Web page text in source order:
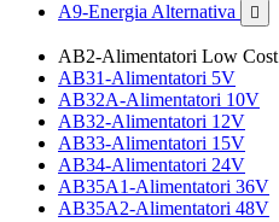
A9-Energia Alternativa 
AB2-Alimentatori Low Cost
AB31-Alimentatori 5V
AB32A-Alimentatori 10V
AB32-Alimentatori 12V
AB33-Alimentatori 15V
AB34-Alimentatori 24V
AB35A1-Alimentatori 36V
AB35A2-Alimentatori 48V